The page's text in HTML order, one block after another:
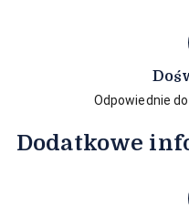
Odpowiednie
Dodatkowe